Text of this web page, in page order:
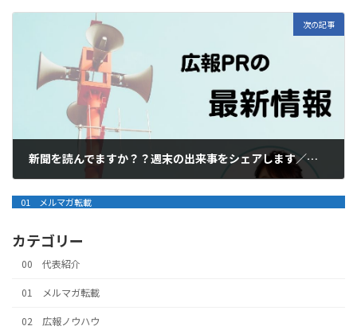
次の記事
新聞を読んでますか？？週末の出来事をシェアします／広報PRレターvol.177
01 メルマガ転載
カテゴリー
00 代表紹介
01 メルマガ転載
02 広報ノウハウ